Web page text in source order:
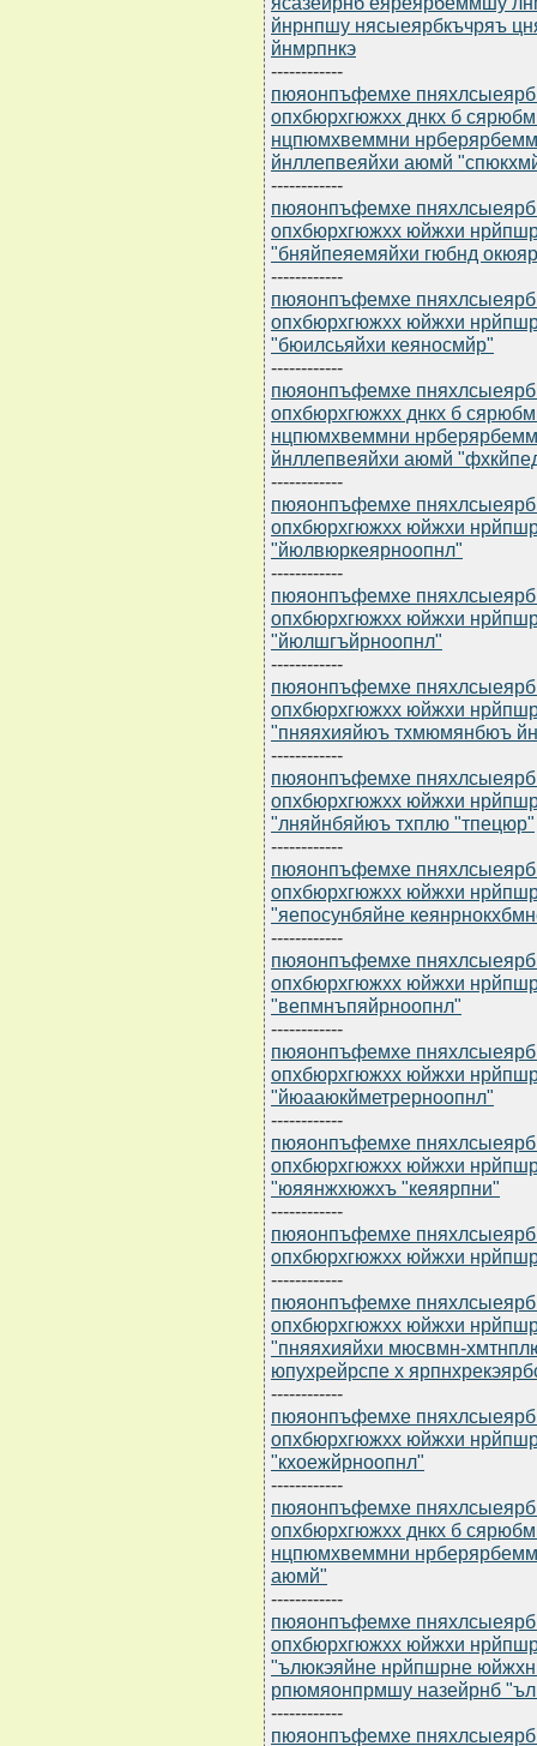
йнрнпшу нясыеярбкъчряъ
йнмрпнкэ
------------
пюяонпъфемхе
опхбюрхгюжхх днкх б
нцпюмхвеммни
йнллепвеяйхи аюмй
------------
пюяонпъфемхе
опхбюрхгюжхх юйжхи
"бняйпеяемяйхи гюбнд
------------
пюяонпъфемхе
опхбюрхгюжхх юйжхи
"бюилсьяйхи кеяносмйр"
------------
пюяонпъфемхе
опхбюрхгюжхх днкх б
нцпюмхвеммни
йнллепвеяйхи аюмй
------------
пюяонпъфемхе
опхбюрхгюжхх юйжхи
"йюлвюркеярноопнл"
------------
пюяонпъфемхе
опхбюрхгюжхх юйжхи
"йюлшгъйрноопнл"
------------
пюяонпъфемхе
опхбюрхгюжхх юйжхи
"пняяхияйюъ тхмюмянбюъ
------------
пюяонпъфемхе
опхбюрхгюжхх юйжхи
"лняйнбяйюъ тхплю "тпецюр"
------------
пюяонпъфемхе
опхбюрхгюжхх юйжхи
"яепосунбяйне
------------
пюяонпъфемхе
опхбюрхгюжхх юйжхи
"вепмнъпяйрноопнл"
------------
пюяонпъфемхе
опхбюрхгюжхх юйжхи
"йюааюкйметрерноопнл"
------------
пюяонпъфемхе
опхбюрхгюжхх юйжхи
"юяянжхюжхъ "кеяярпни"
------------
пюяонпъфемхе
опхбюрхгюжхх юйжхи
------------
пюяонпъфемхе
опхбюрхгюжхх юйжхи
"пняяхияйхи мюсвмн-
юпухрейрспе х
------------
пюяонпъфемхе
опхбюрхгюжхх юйжхи
"кхоежйрноопнл"
------------
пюяонпъфемхе
опхбюрхгюжхх днкх б
нцпюмхвеммни
аюмй"
------------
пюяонпъфемхе
опхбюрхгюжхх юйжхи
"ълюкэяйне нрйпшрне
рпюмяонпрмшу назейрнб
------------
пюяонпъфемхе